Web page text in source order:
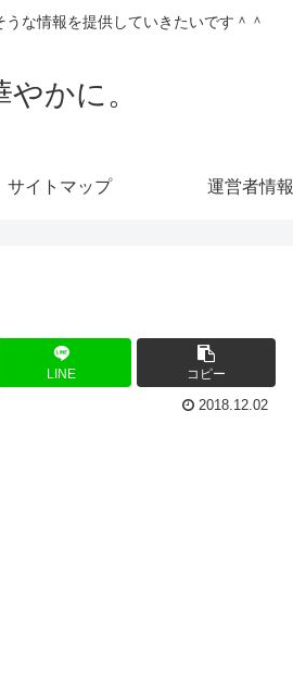
な情報を提供していきたいです＾＾
やかに。
サイトマップ 運営者情報
LINE コピー
2018.12.02